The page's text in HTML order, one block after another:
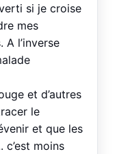
si je croise
mes
l’inverse
et d’autres
le
et que les
moins